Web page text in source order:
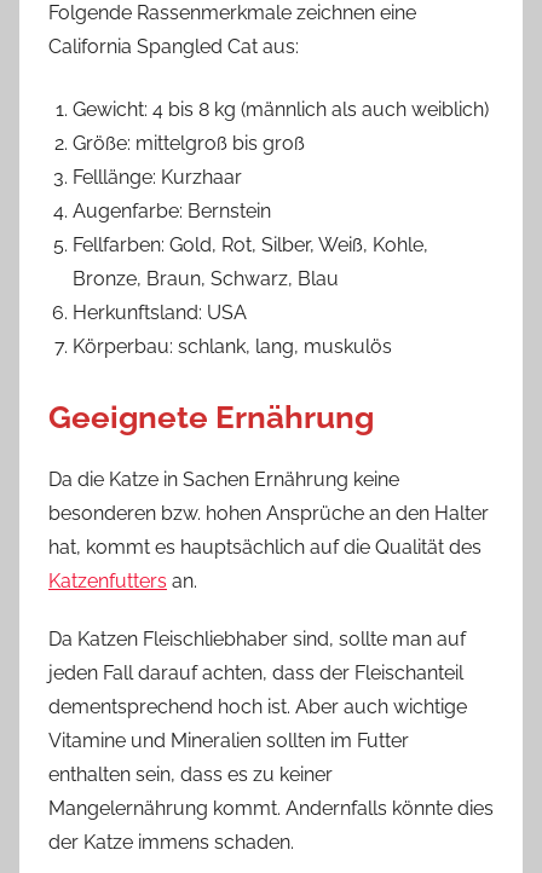
Folgende Rassenmerkmale zeichnen eine
California Spangled Cat aus:
Gewicht: 4 bis 8 kg (männlich als auch weiblich)
Größe: mittelgroß bis groß
Felllänge: Kurzhaar
Augenfarbe: Bernstein
Fellfarben: Gold, Rot, Silber, Weiß, Kohle,
Bronze, Braun, Schwarz, Blau
Herkunftsland: USA
Körperbau: schlank, lang, muskulös
Geeignete Ernährung
Da die Katze in Sachen Ernährung keine
besonderen bzw. hohen Ansprüche an den Halter
hat, kommt es hauptsächlich auf die Qualität des
Katzenfutters an.
Da Katzen Fleischliebhaber sind, sollte man auf
jeden Fall darauf achten, dass der Fleischanteil
dementsprechend hoch ist. Aber auch wichtige
Vitamine und Mineralien sollten im Futter
enthalten sein, dass es zu keiner
Mangelernährung kommt. Andernfalls könnte dies
der Katze immens schaden.